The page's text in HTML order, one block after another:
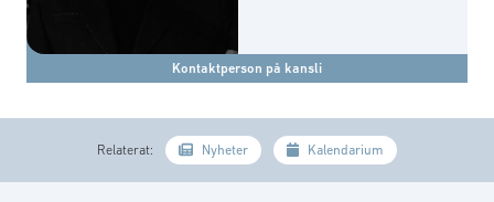
Kontaktperson på kansli
Relaterat: Nyheter Kalendarium